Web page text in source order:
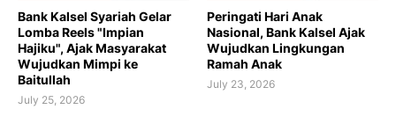
Bank Kalsel Syariah Gelar
Lomba Reels "Impian
Hajiku", Ajak Masyarakat
Wujudkan Mimpi ke
Baitullah
July 25, 2026
Peringati Hari Anak
Nasional, Bank Kalsel Ajak
Wujudkan Lingkungan
Ramah Anak
July 23, 2026